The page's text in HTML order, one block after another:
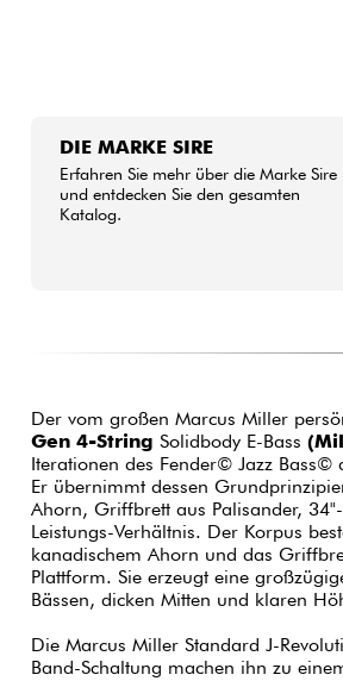
DIE MARKE SIRE
Erfahren Sie mehr über die Marke Sire
und entdecken Sie den gesamten
Katalog.
Der vom großen Marcus Miller
Gen 4-String Solidbody E-Bass
Iterationen des Fender© Jazz Bass©
Er übernimmt dessen
Ahorn, Griffbrett aus Palisander,
Leistungs-Verhältnis. Der Korpus
kanadischem Ahorn und das
Plattform. Sie erzeugt eine
Bässen, dicken Mitten und klaren
Die Marcus Miller Standard J-
Band-Schaltung machen ihn zu